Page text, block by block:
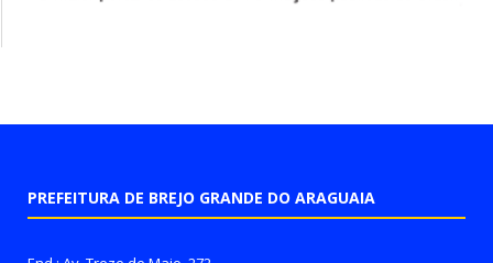
PREFEITURA DE BREJO GRANDE DO ARAGUAIA